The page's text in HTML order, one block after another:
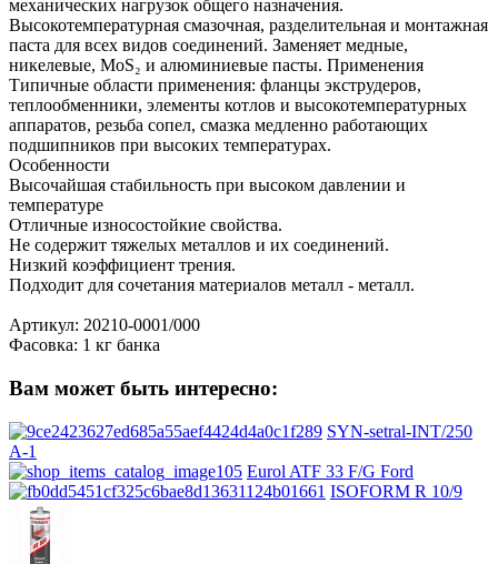
механических нагрузок общего назначения.
Высокотемпературная смазочная, разделительная и монтажная
паста для всех видов соединений. Заменяет медные,
никелевые, MoS₂ и алюминиевые пасты. Применения
Типичные области применения: фланцы экструдеров,
теплообменники, элементы котлов и высокотемпературных
аппаратов, резьба сопел, смазка медленно работающих
подшипников при высоких температурах.
Особенности
Высочайшая стабильность при высоком давлении и
температуре
Отличные износостойкие свойства.
Не содержит тяжелых металлов и их соединений.
Низкий коэффициент трения.
Подходит для сочетания материалов металл - металл.
Артикул: 20210-0001/000
Фасовка: 1 кг банка
Вам может быть интересно:
SYN-setral-INT/250
A-1
Eurol ATF 33 F/G Ford
ISOFORM R 10/9